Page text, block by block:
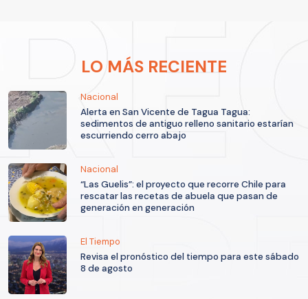
LO MÁS RECIENTE
Nacional
Alerta en San Vicente de Tagua Tagua:
sedimentos de antiguo relleno sanitario estarían
escurriendo cerro abajo
Nacional
“Las Guelis”: el proyecto que recorre Chile para
rescatar las recetas de abuela que pasan de
generación en generación
El Tiempo
Revisa el pronóstico del tiempo para este sábado
8 de agosto